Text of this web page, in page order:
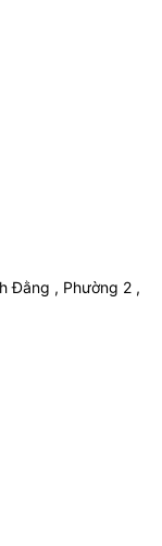
Đằng , Phường 2 ,